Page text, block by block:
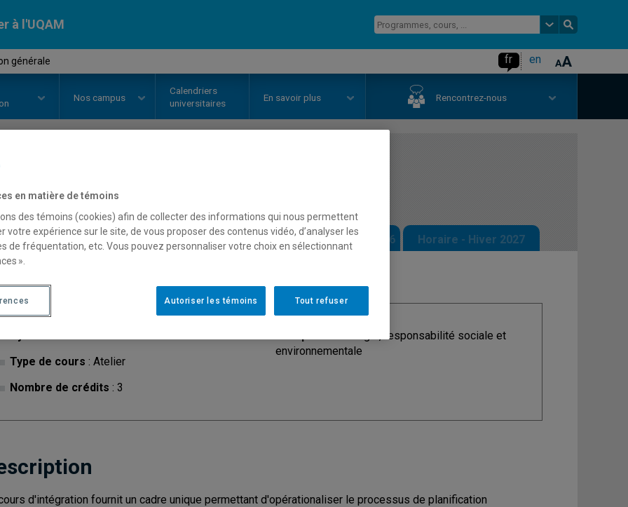
à l'UQAM
générale fr en
Nos campus
Calendriers
universitaires
En savoir plus Rencontrez-nous
Description Horaire - Été 2026 Horaire - Automne 2026 Horaire - Hiver 2027
Type de cours : Atelier
Nombre de crédits : 3
: Stratégie, responsabilité sociale et
environnementale
d'intégration fournit un cadre unique permettant d'opérationaliser le processus de planification
en matière de témoins
des témoins (cookies) afin de collecter des informations qui nous permettent
votre expérience sur le site, de vous proposer des contenus vidéo, d’analyser les
de fréquentation, etc. Vous pouvez personnaliser votre choix en sélectionnant
».
Tout refuser
Autoriser les témoins